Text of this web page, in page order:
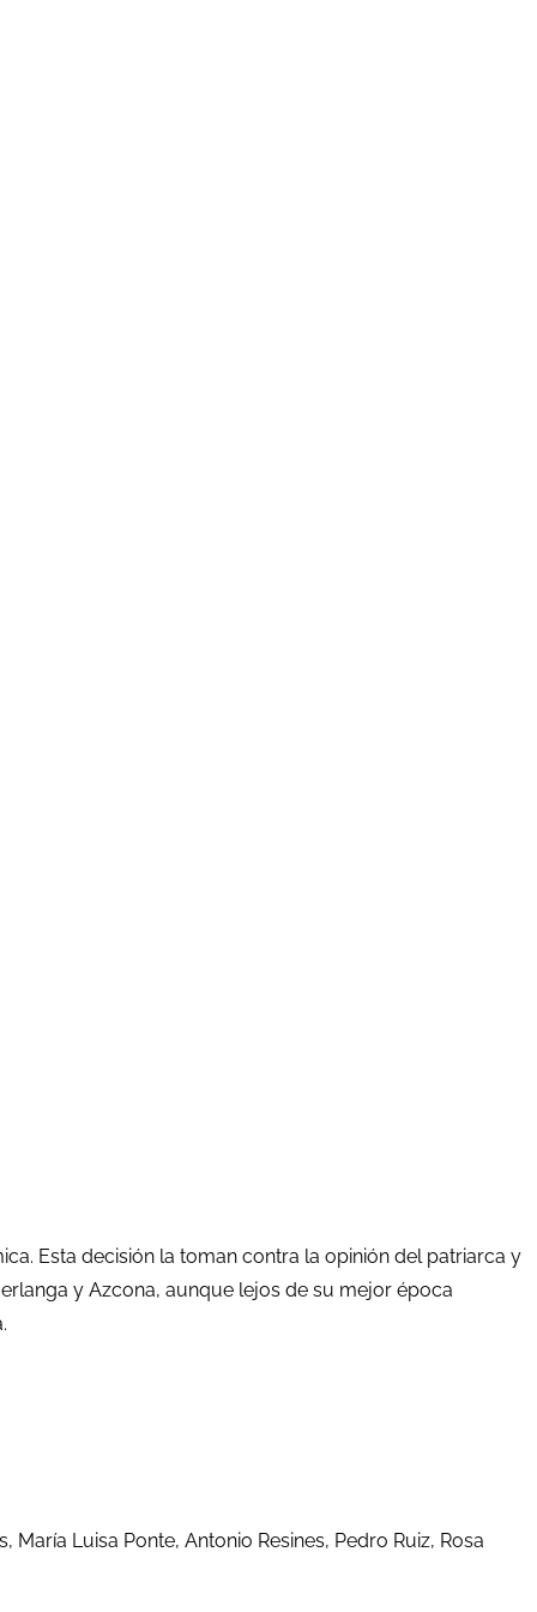
Esta decisión la toman contra la opinión del patriarca y
y Azcona, aunque lejos de su mejor época
Luisa Ponte, Antonio Resines, Pedro Ruiz, Rosa